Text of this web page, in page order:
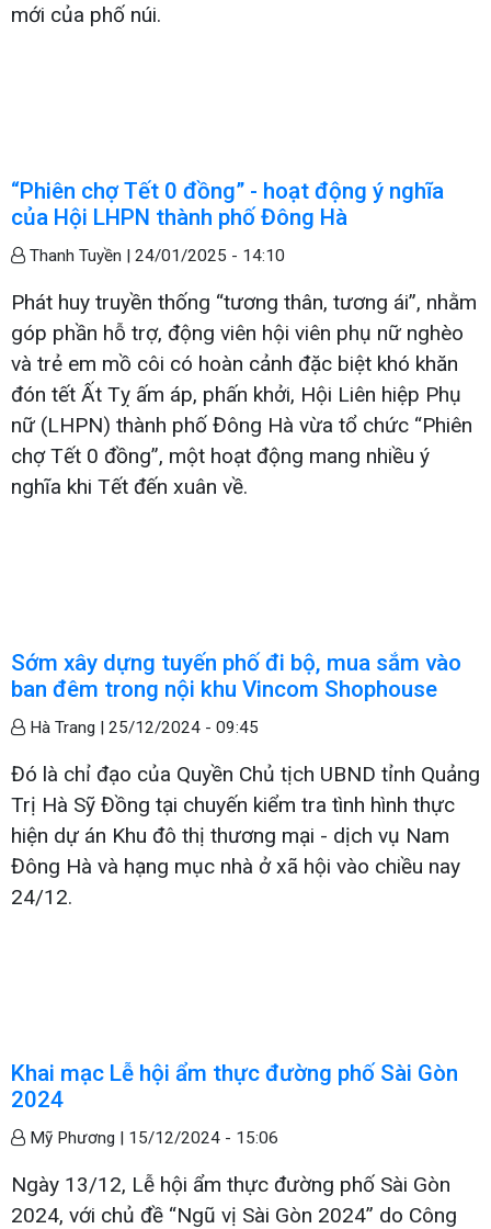
mới của phố núi.
“Phiên chợ Tết 0 đồng” - hoạt động ý nghĩa
của Hội LHPN thành phố Đông Hà
Thanh Tuyền | 24/01/2025 - 14:10
Phát huy truyền thống “tương thân, tương ái”, nhằm
góp phần hỗ trợ, động viên hội viên phụ nữ nghèo
và trẻ em mồ côi có hoàn cảnh đặc biệt khó khăn
đón tết Ất Tỵ ấm áp, phấn khởi, Hội Liên hiệp Phụ
nữ (LHPN) thành phố Đông Hà vừa tổ chức “Phiên
chợ Tết 0 đồng”, một hoạt động mang nhiều ý
nghĩa khi Tết đến xuân về.
Sớm xây dựng tuyến phố đi bộ, mua sắm vào
ban đêm trong nội khu Vincom Shophouse
Hà Trang | 25/12/2024 - 09:45
Đó là chỉ đạo của Quyền Chủ tịch UBND tỉnh Quảng
Trị Hà Sỹ Đồng tại chuyến kiểm tra tình hình thực
hiện dự án Khu đô thị thương mại - dịch vụ Nam
Đông Hà và hạng mục nhà ở xã hội vào chiều nay
24/12.
Khai mạc Lễ hội ẩm thực đường phố Sài Gòn
2024
Mỹ Phương | 15/12/2024 - 15:06
Ngày 13/12, Lễ hội ẩm thực đường phố Sài Gòn
2024, với chủ đề “Ngũ vị Sài Gòn 2024” do Công